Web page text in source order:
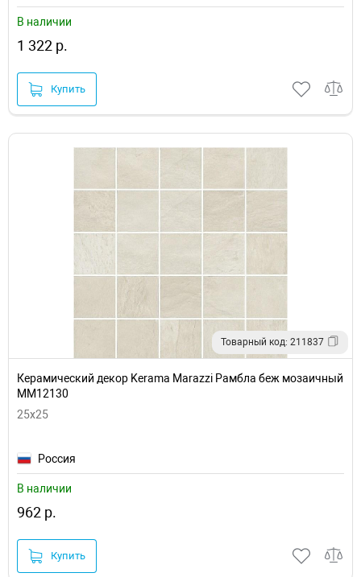
В наличии
1 322 р.
Купить
Товарный код: 211837
Керамический декор Kerama Marazzi Рамбла беж мозаичный
MM12130
25x25
Россия
В наличии
962 р.
Купить